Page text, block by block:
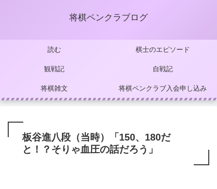
将棋ペンクラブログ
読む 棋士のエピソード
観戦記 自戦記
将棋雑文 将棋ペンクラブ入会申し込み
板谷進八段（当時）「150、180だ
と！？そりゃ血圧の話だろう」